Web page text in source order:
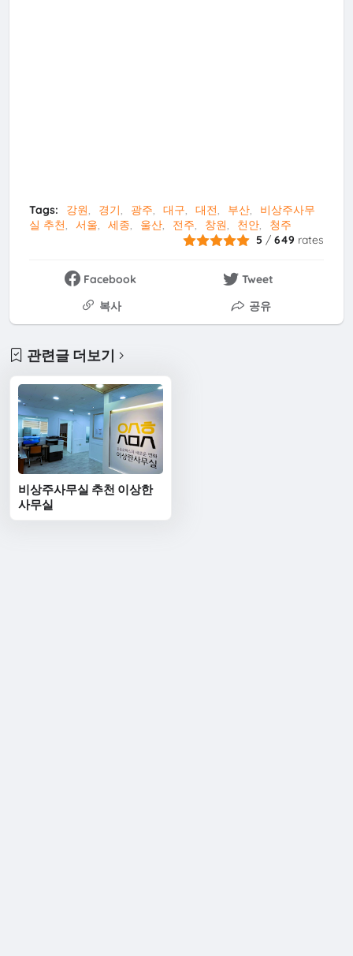
Tags: 강원 경기 광주 대구 대전 부산
비상주사무
실 추천
서울 세종 울산 전주 창원 천안
청주
5 /649 rates
Facebook
Tweet
복사
공유
관련글 더보기
비상주사무실 추천 이상한
사무실